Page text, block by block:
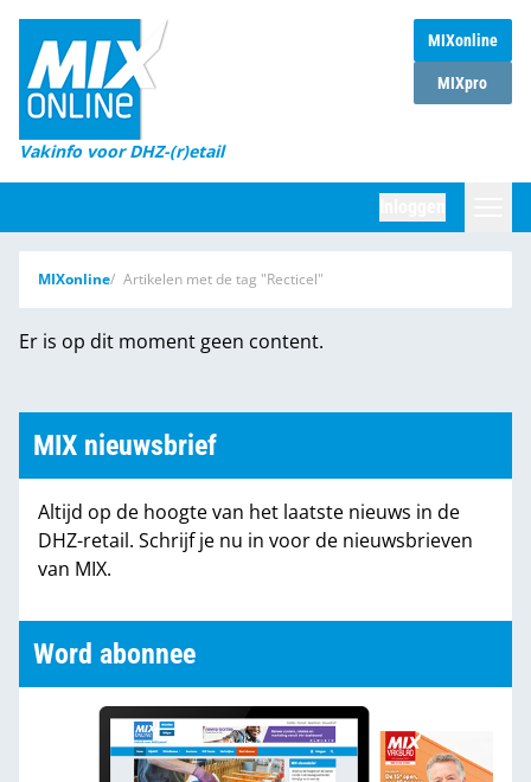
MIXonline
MIXpro
Vakinfo voor DHZ-(r)etail
Home
Magazines
DHZ Sessie
Marktcijfers
Word abonnee
MIXonline Artikelen met de tag "Recticel"
Er is op dit moment geen content.
MIX nieuwsbrief
Altijd op de hoogte van het laatste nieuws in de
DHZ-retail. Schrijf je nu in voor de nieuwsbrieven
van MIX.
Word abonnee